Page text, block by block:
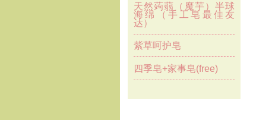
天然蒟蒻（魔芋）半球
海绵（手工皂最佳友
达）
紫草呵护皂
四季皂+家事皂(free)